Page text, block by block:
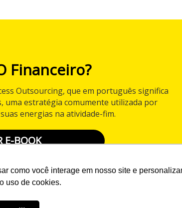
como você interage em nosso site e
uso de cookies.
Financeiro?
Outsourcing, que em português significa
uma estratégia comumente utilizada por
energias na atividade-fim.
E-BOOK